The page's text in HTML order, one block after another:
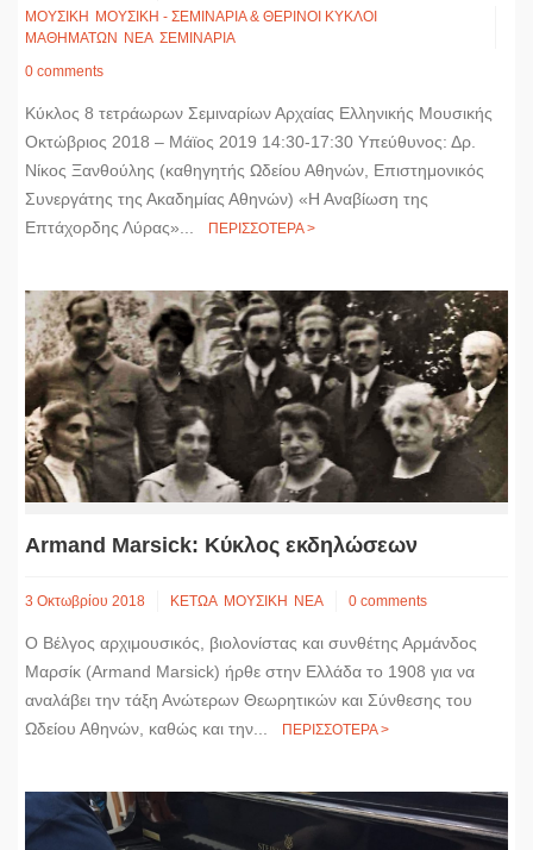
ΜΟΥΣΙΚΗ ΜΟΥΣΙΚΗ - ΣΕΜΙΝΑΡΙΑ & ΘΕΡΙΝΟΙ ΚΥΚΛΟΙ
ΜΑΘΗΜΑΤΩΝ ΝΕΑ ΣΕΜΙΝΑΡΙΑ
0 comments
Κύκλος 8 τετράωρων Σεμιναρίων Αρχαίας Ελληνικής Μουσικής
Οκτώβριος 2018 – Μάϊος 2019 14:30-17:30 Υπεύθυνος: Δρ.
Νίκος Ξανθούλης (καθηγητής Ωδείου Αθηνών, Επιστημονικός
Συνεργάτης της Ακαδημίας Αθηνών) «Η Αναβίωση της
Επτάχορδης Λύρας»...
ΠΕΡΙΣΣΟΤΕΡΑ >
Armand Marsick: Κύκλος εκδηλώσεων
3 Οκτωβρίου 2018 ΚΕΤΩΑ ΜΟΥΣΙΚΗ ΝΕΑ 0 comments
Ο Βέλγος αρχιμουσικός, βιολονίστας και συνθέτης Αρμάνδος
Μαρσίκ (Armand Marsick) ήρθε στην Ελλάδα το 1908 για να
αναλάβει την τάξη Ανώτερων Θεωρητικών και Σύνθεσης του
Ωδείου Αθηνών, καθώς και την...
ΠΕΡΙΣΣΟΤΕΡΑ >